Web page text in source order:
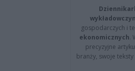
gospodarczych i
ekonomicznych.
precyzyjne
branży, swoje